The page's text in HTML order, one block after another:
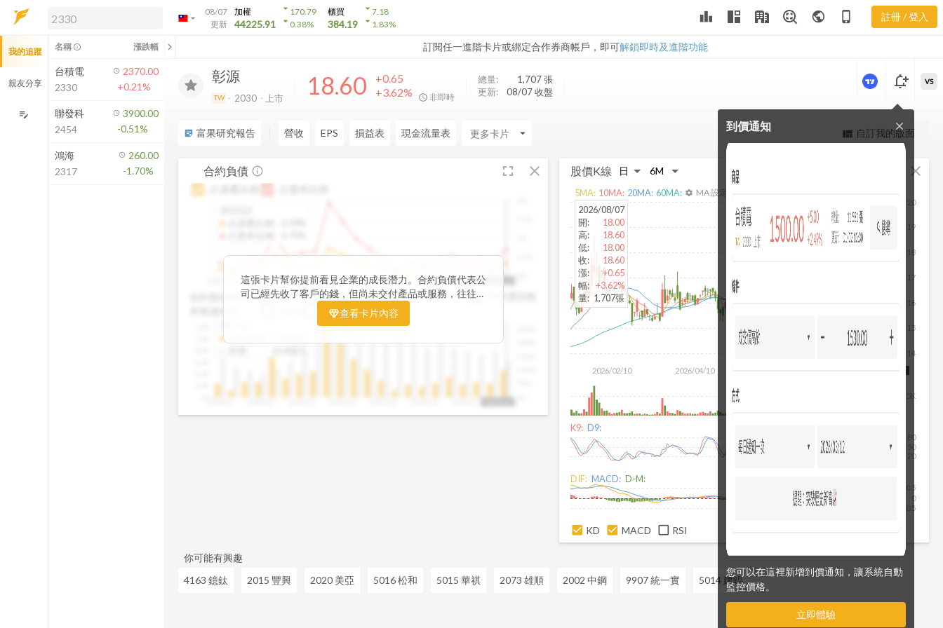
arrow_drop_down
08/07
更新
加權
44225.91
arrow_drop_down170.79
arrow_drop_down0.38%
櫃買
384.19
arrow_drop_down7.18
arrow_drop_down1.83% leaderboard public phone_iphone 註冊 / 登入
訂閱任一進階卡片或綁定合作券商帳戶，即可解鎖即時及進階功能
解鎖即時行情及進階功能
方案」，即可解鎖以下功能：
即時行情
即時市況與排行
成交金額熱力圖
前往方案訂閱
如何綁定合作券商
債
彰源
TW 2030 上市 18.60
+0.65
+3.62%
非即時
總量: 1,707張
更新:
08/07 收盤
更強大的進階價量圖表
notification_add
到價通知
您可以在這裡新增到價通知，讓系統自動
監控價格。
立即體驗
close
VS
sticky_note_2 富果研究報告 營收 EPS 損益表 現金流量表 arrow_drop_down view_quilt 自訂我的版面
合約負債 fullscreen close
info_outline
2020Q4 2021Q3 2022Q2 2023Q1 2023Q4 2024Q3 2025Q2
合約負債成長率 QoQ YoY
YoY
這張卡片幫你提前看見企業的成長潛力。合約負債代表公
司已經先收了客戶的錢，但尚未交付產品或服務，往往是
未來營收的先行指標。透過觀察合約負債的季度變化與其
佔資產、股本的比例，你可以判斷企業手中訂單是否穩定
讓你在市場還沒反應前，就能搶先洞察企業的成長訊號。
查看卡片內容
股價K線 close
2026/02/10 2026/04/10
14
15
16
17
18
19
20
2026/08/07
5K
2026/08/07
開:
18.00
高:
18.60
低:
18.00
收:
18.60
漲:
+0.65
幅: +3.62%
量: 1,707張
5MA: 10MA: 20MA: 60MA: settings MA 設定
K9: D9:
20
50
80
DIF: MACD: D-M:
-0.5
0
0.5
KD MACD RSI
你可能有興趣
4163 鐿鈦
2015 豐興 2020 美亞 5016 松和 5015 華祺 2073 雄順 2002 中鋼 9907 統一實 5014 建錩
我的追蹤
親友分享
edit_note
名稱 info_outline 漲跌幅 chevron_left
台積電
2330
2370.00
+0.21%
聯發科
2454
3900.00
-0.51%
鴻海
2317
260.00
-1.70%